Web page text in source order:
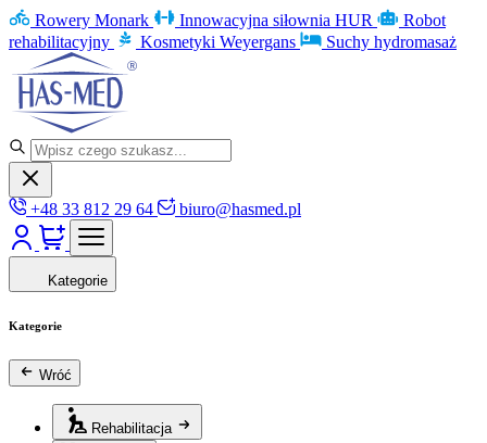
Rowery Monark Innowacyjna siłownia HUR
Robot
rehabilitacyjny
Kosmetyki Weyergans Suchy hydromasaż
+48 33 812 29 64 biuro@hasmed.pl
Kategorie
Kategorie
Wróć
Rehabilitacja